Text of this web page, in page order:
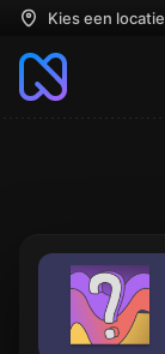
Kies een locatie